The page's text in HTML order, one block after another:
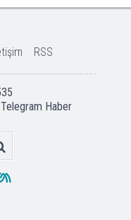
RSS
Telegram Haber